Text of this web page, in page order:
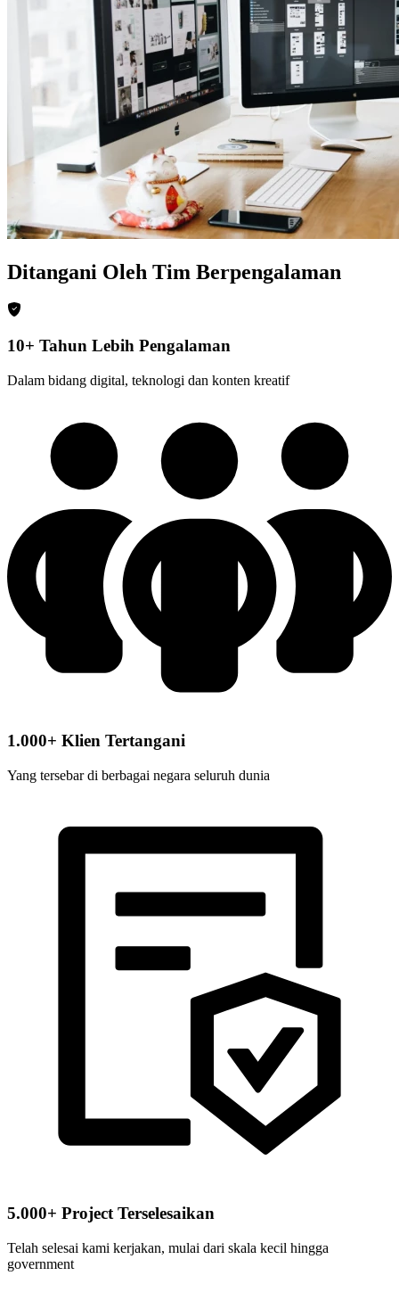
Ditangani Oleh Tim Berpengalaman
10+ Tahun Lebih Pengalaman
Dalam bidang digital, teknologi dan konten kreatif
1.000+ Klien Tertangani
Yang tersebar di berbagai negara seluruh dunia
5.000+ Project Terselesaikan
Telah selesai kami kerjakan, mulai dari skala kecil hingga
government